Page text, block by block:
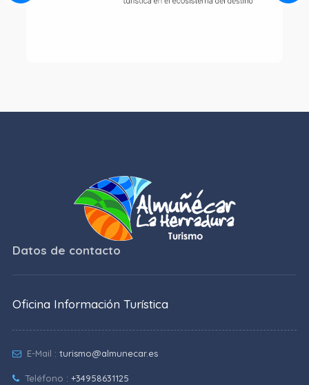
Datos de contacto
Oficina Información Turística
E-Mail : turismo@almunecar.es
Teléfono : +34958631125